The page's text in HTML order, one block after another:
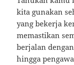
kita gunakan
yang bekerja
memastikan
berjalan
hingga